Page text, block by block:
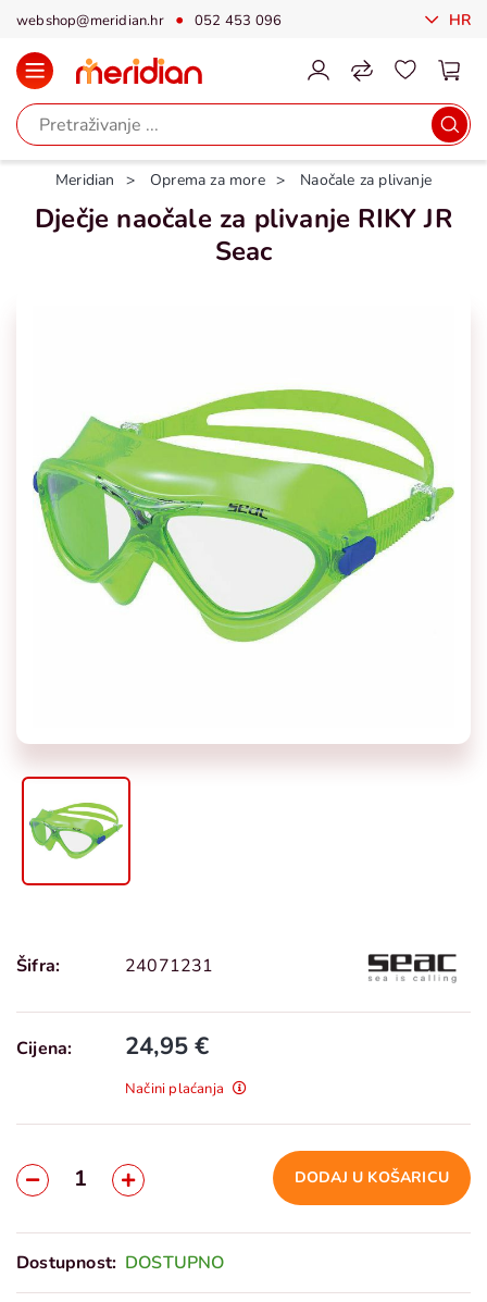
webshop@meridian.hr 052 453 096 HR
Meridian Oprema za more Naočale za plivanje
Dječje naočale za plivanje RIKY JR
Seac
Šifra: 24071231
Cijena: 24,95 €
Načini plaćanja
DODAJ U KOŠARICU
Dostupnost: DOSTUPNO